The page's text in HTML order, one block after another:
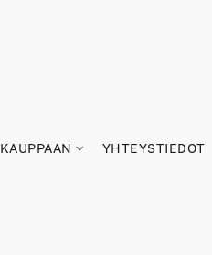
KAUPPAAN YHTEYSTIEDOT